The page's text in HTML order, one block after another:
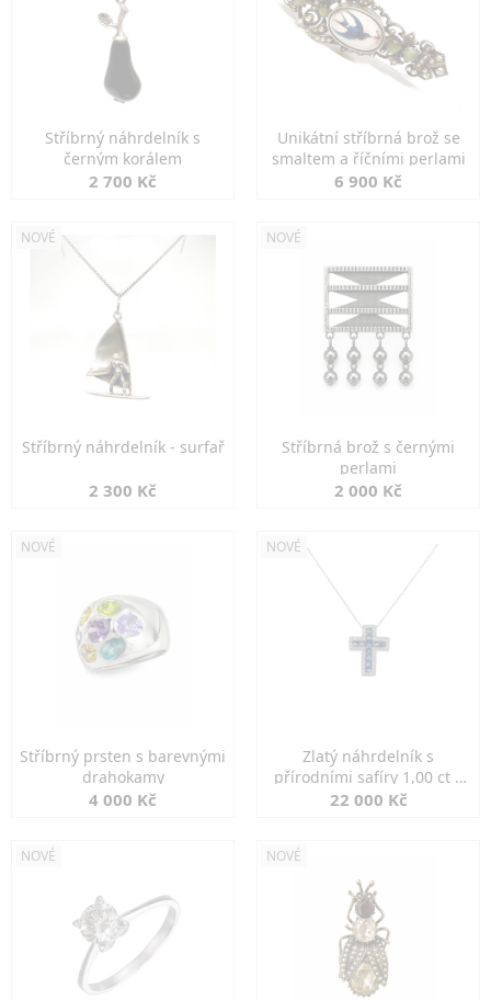
Stříbrný náhrdelník s
černým korálem
2 700 Kč
Unikátní stříbrná brož se
smaltem a říčními perlami
6 900 Kč
NOVÉ
Stříbrný náhrdelník - surfař
2 300 Kč
NOVÉ
Stříbrná brož s černými
perlami
2 000 Kč
NOVÉ
Stříbrný prsten s barevnými
drahokamy
4 000 Kč
NOVÉ
Zlatý náhrdelník s
přírodními safíry 1,00 ct a
diamanty
22 000 Kč
NOVÉ NOVÉ